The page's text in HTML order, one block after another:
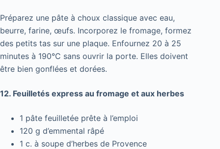
Préparez une pâte à choux classique avec eau,
beurre, farine, œufs. Incorporez le fromage, formez
des petits tas sur une plaque. Enfournez 20 à 25
minutes à 190°C sans ouvrir la porte. Elles doivent
être bien gonflées et dorées.
12. Feuilletés express au fromage et aux herbes
1 pâte feuilletée prête à l’emploi
120 g d’emmental râpé
1 c. à soupe d’herbes de Provence